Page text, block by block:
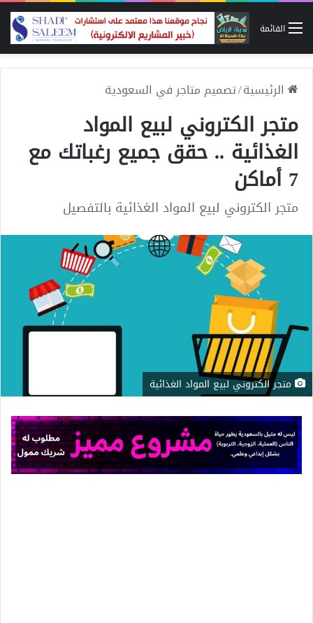
القائمة
الرئيسية/تصميم متاجر في السعودية
متجر الكتروني لبيع المواد
الغذائية .. حقق جميع رغباتك مع
7 أماكن
متجر الكتروني لبيع المواد الغذائية بالتفصيل
متجر الكتروني لبيع المواد الغذائية